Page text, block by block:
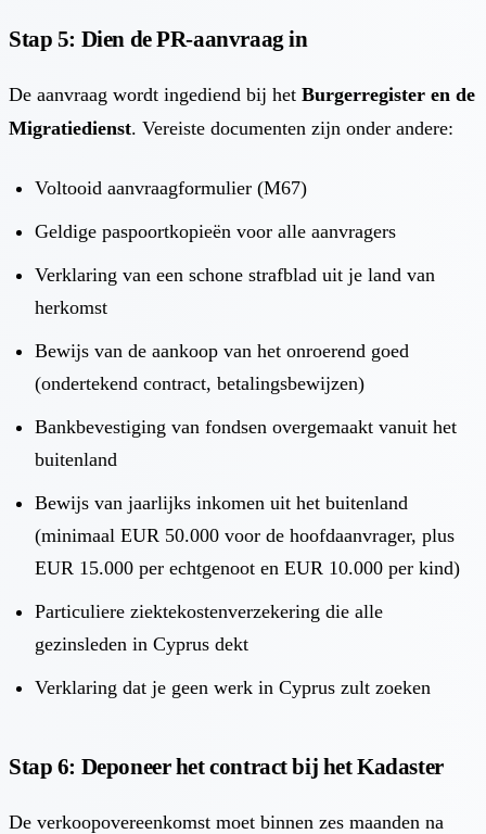
Stap 5: Dien de PR-aanvraag in
De aanvraag wordt ingediend bij het Burgerregister en de
Migratiedienst. Vereiste documenten zijn onder andere:
Voltooid aanvraagformulier (M67)
Geldige paspoortkopieën voor alle aanvragers
Verklaring van een schone strafblad uit je land van
herkomst
Bewijs van de aankoop van het onroerend goed
(ondertekend contract, betalingsbewijzen)
Bankbevestiging van fondsen overgemaakt vanuit het
buitenland
Bewijs van jaarlijks inkomen uit het buitenland
(minimaal EUR 50.000 voor de hoofdaanvrager, plus
EUR 15.000 per echtgenoot en EUR 10.000 per kind)
Particuliere ziektekostenverzekering die alle
gezinsleden in Cyprus dekt
Verklaring dat je geen werk in Cyprus zult zoeken
Stap 6: Deponeer het contract bij het Kadaster
De verkoopovereenkomst moet binnen zes maanden na